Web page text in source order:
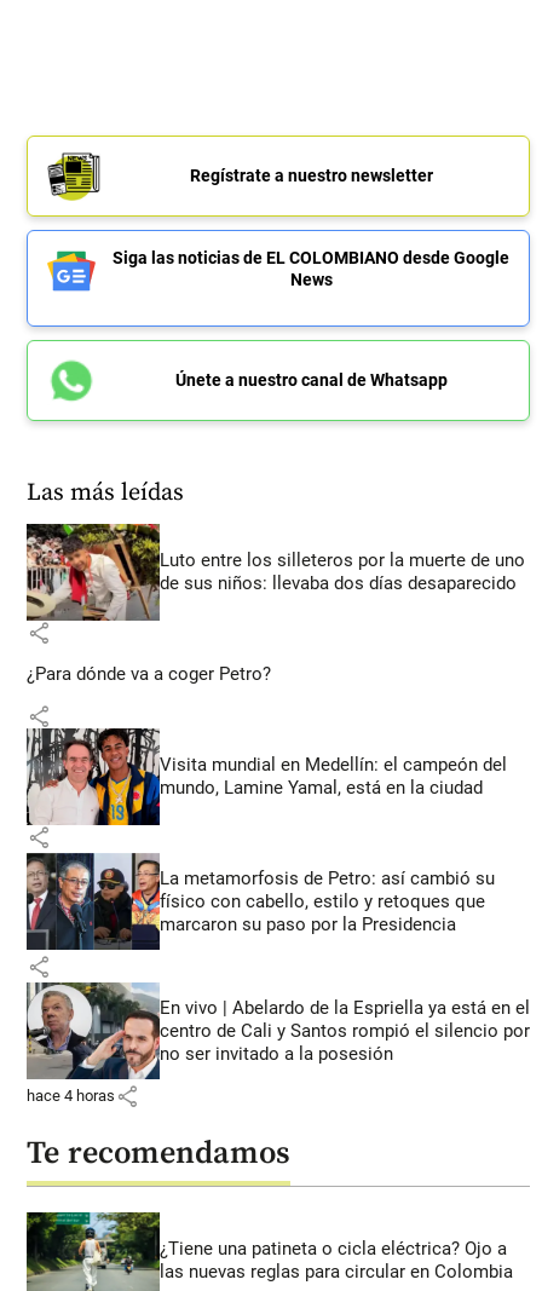
Regístrate a nuestro newsletter
Siga las noticias de EL COLOMBIANO desde Google
News
Únete a nuestro canal de Whatsapp
Las más leídas
Luto entre los silleteros por la muerte de uno
de sus niños: llevaba dos días desaparecido
share
¿Para dónde va a coger Petro?
share
Visita mundial en Medellín: el campeón del
mundo, Lamine Yamal, está en la ciudad
share
La metamorfosis de Petro: así cambió su
físico con cabello, estilo y retoques que
marcaron su paso por la Presidencia
share
En vivo | Abelardo de la Espriella ya está en el
centro de Cali y Santos rompió el silencio por
no ser invitado a la posesión
hace 4 horas share
Te recomendamos
¿Tiene una patineta o cicla eléctrica? Ojo a
las nuevas reglas para circular en Colombia